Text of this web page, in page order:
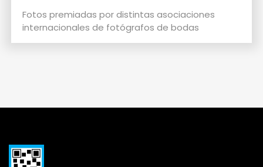
Fotos premiadas por distintas asociaciones
internacionales de fotógrafos de bodas